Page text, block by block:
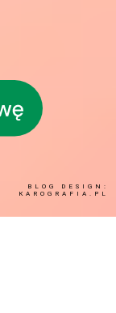
BLOG DESIGN:
KAROGRAFIA.PL